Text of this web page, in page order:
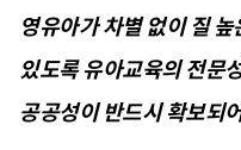
영유아가 차별 없이 질
있도록 유아교육의 전문
공공성이 반드시 확보되